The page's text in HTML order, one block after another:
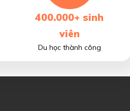
400.000+ sinh
viên
Du học thành công